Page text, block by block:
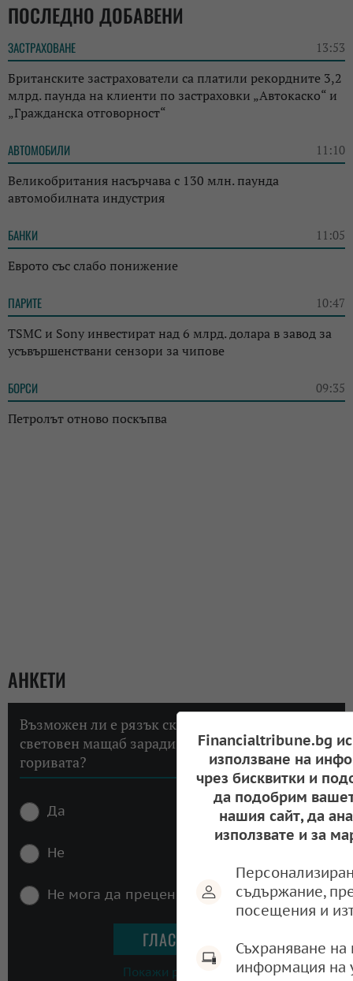
ПОСЛЕДНО ДОБАВЕНИ
ЗАСТРАХОВАНЕ 13:53
Британските застрахователи са платили рекордните 3,2
млрд. паунда на клиенти по застраховки „Автокаско“ и
„Гражданска отговорност“
АВТОМОБИЛИ 11:10
Великобритания насърчава с 130 млн. паунда
автомобилната индустрия
БАНКИ 11:05
Еврото със слабо понижение
ПАРИТЕ 10:47
TSMC и Sony инвестират над 6 млрд. долара в завод за
усъвършенствани сензори за чипове
БОРСИ 09:35
Петролът отново поскъпва
АНКЕТИ
Възможен ли е рязък скок на инфлацията в
световен мащаб заради високите цени на
горивата?
Да
Не
Не мога да преценя
Покажи резултати
Financialtribune.bg
използване на
чрез бисквитки и
да подобрим
нашия сайт, да
използвате и за
съдържание,
посещения и
Съхраняване
информация на